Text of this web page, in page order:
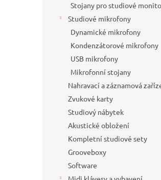
Stojany pro studiové
Studiové mikrofony
Dynamické mikrofony
Kondenzátorové mikrofony
USB mikrofony
Mikrofonní stojany
Nahravací a záznamová
Zvukové karty
Studiový nábytek
Akustické obložení
Kompletní studiové sety
Grooveboxy
Software